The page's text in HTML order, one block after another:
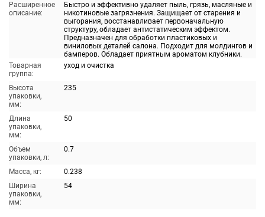
Расширенное
описание:
Быстро и эффективно удаляет пыль, грязь, масляные и
никотиновые загрязнения. Защищает от старения и
выгорания, восстанавливает первоначальную
структуру, обладает антистатическим эффектом.
Предназначен для обработки пластиковых и
виниловых деталей салона. Подходит для молдингов и
бамперов. Обладает приятным ароматом клубники.
Товарная
группа:
уход и очистка
Высота
упаковки,
мм:
235
Длина
упаковки,
мм:
50
Объем
упаковки, л:
0.7
Масса, кг:
0.238
Ширина
упаковки,
мм:
54